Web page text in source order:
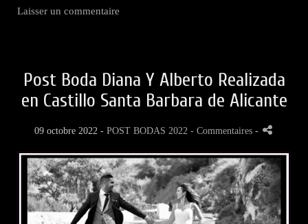
Laisser un commentaire
Post Boda Diana Y Alberto Realizada
en Castillo Santa Barbara de Alicante
09 octobre 2022 - POST BODAS 2022 - Commentaires -